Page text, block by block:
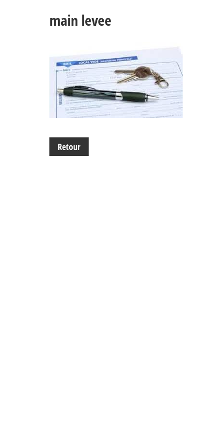
main levee
Retour